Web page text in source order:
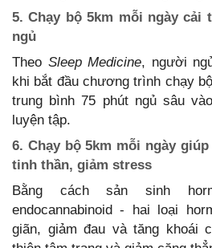
5. Chạy bộ 5km mỗi ngày cải
ngủ
Theo Sleep Medicine, người
khi bắt đầu chương trình chạy
trung bình 75 phút ngủ sâu
luyện tập.
6. Chạy bộ 5km mỗi ngày
tinh thần, giảm stress
Bằng cách sản sinh
endocannabinoid - hai loại
giãn, giảm đau và tăng khoái